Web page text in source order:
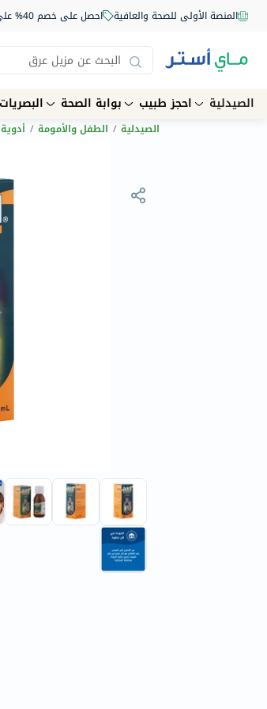
المنصة الأولى للصحة والعافية احصل على خصم 40% على أول طلب من الصيدلية أونلاين استخدم الكود: NEW40
الصيدلية احجز طبيب بوابة الصحة البصريات
الصيدلية / الطفل والأمومة /